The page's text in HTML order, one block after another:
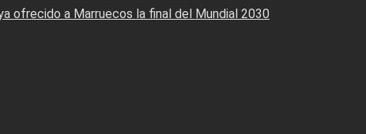
ofrecido a Marruecos la final del Mundial 2030